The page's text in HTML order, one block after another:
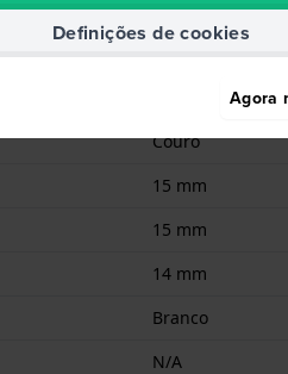
Couro
15 mm
15 mm
14 mm
Branco
N/A
Definições de cookies
Agora